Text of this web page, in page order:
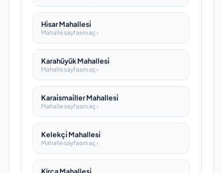
Hi̇sar Mahallesi̇
Mahalle sayfasını aç ›
Karahüyük Mahallesi̇
Mahalle sayfasını aç ›
Karai̇smai̇ller Mahallesi̇
Mahalle sayfasını aç ›
Kelekçi̇ Mahallesi̇
Mahalle sayfasını aç ›
Kirca Mahallesi̇